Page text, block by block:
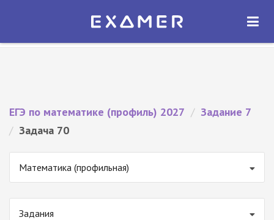
Экзамер — ЕГЭ 2027
ОТКРЫТЬ
ЕГЭ по математике (профиль) 2027 / Задание 7
/ Задача 70
Математика (профильная)
Задания